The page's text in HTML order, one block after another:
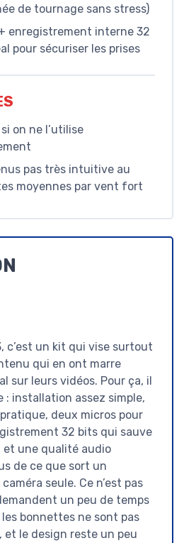
de tournage sans stress)
enregistrement interne 32
pour sécuriser les prises
on ne l’utilise
pas très intuitive au
moyennes par vent fort
c’est un kit qui vise surtout
qui en ont marre
sur leurs vidéos. Pour ça, il
: installation assez simple,
deux micros pour
32 bits qui sauve
et une qualité audio
de ce que sort un
seule. Ce n’est pas
un peu de temps
bonnettes ne sont pas
et le design reste un peu